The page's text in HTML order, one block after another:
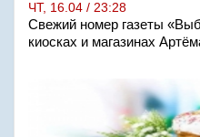
ЧТ, 16.04 / 23:28
Свежий номер газеты
киосках и магазинах